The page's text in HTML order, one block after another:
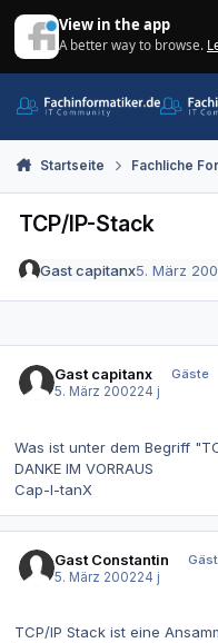
View in the app
A better way to browse.
Startseite Fachliche
TCP/IP-Stack
Gast capitanx5. März
Gast capitanx
Gäste
5. März 200224 j
Was ist unter dem Begriff
DANKE IM VORRAUS
Cap-I-tanX
Gast Constantin
5. März 200224 j
TCP/IP Stack ist eine